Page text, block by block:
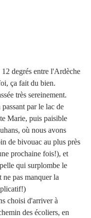
degrés entre l'Ardèche
ça fait du bien.
très sereinement.
par le lac de
Marie, puis paisible
où nous avons
de bivouac au plus près
prochaine fois!), et
qui surplombe le
pas manquer la
choisi d'arriver à
des écoliers, en